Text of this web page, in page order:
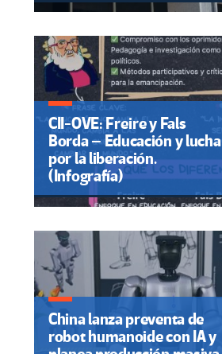
CII-OVE: Freire y Fals
Borda – Educación y lucha
por la liberación.
(Infografía)
China lanza preventa de
robot humanoide con IA y